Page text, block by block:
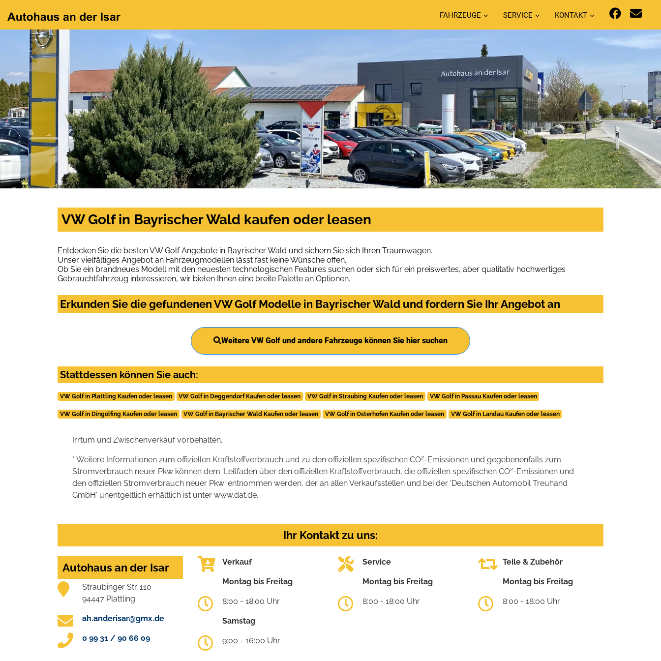
FAHRZEUGE SERVICE KONTAKT
VW Golf in Bayrischer Wald kaufen oder leasen
Entdecken Sie die besten VW Golf Angebote in Bayrischer Wald und sichern Sie sich Ihren Traumwagen.
Unser vielfältiges Angebot an Fahrzeugmodellen lässt fast keine Wünsche offen.
Ob Sie ein brandneues Modell mit den neuesten technologischen Features suchen oder sich für ein preiswertes, aber qualitativ hochwertiges
Gebrauchtfahrzeug interessieren, wir bieten Ihnen eine breite Palette an Optionen.
Erkunden Sie die gefundenen VW Golf Modelle in Bayrischer Wald und fordern Sie Ihr Angebot an
Weitere VW Golf und andere Fahrzeuge können Sie hier suchen
Stattdessen können Sie auch:
VW Golf in Plattling Kaufen oder leasen VW Golf in Deggendorf Kaufen oder leasen VW Golf in Straubing Kaufen oder leasen VW Golf in Passau Kaufen oder leasen
VW Golf in Dingolfing Kaufen oder leasen VW Golf in Bayrischer Wald Kaufen oder leasen VW Golf in Osterhofen Kaufen oder leasen VW Golf in Landau Kaufen oder leasen
Irrtum und Zwischenverkauf vorbehalten.
* Weitere Informationen zum offiziellen Kraftstoffverbrauch und zu den offiziellen spezifischen CO2-Emissionen und gegebenenfalls zum
Stromverbrauch neuer Pkw können dem 'Leitfaden über den offiziellen Kraftstoffverbrauch, die offiziellen spezifischen CO2-Emissionen und
den offiziellen Stromverbrauch neuer Pkw' entnommen werden, der an allen Verkaufsstellen und bei der 'Deutschen Automobil Treuhand
GmbH' unentgeltlich erhältlich ist unter www.dat.de.
Ihr Kontakt zu uns:
Autohaus an der Isar
Straubinger Str. 110
94447 Plattling
ah.anderisar@gmx.de
0 99 31 / 90 66 09
Verkauf
Montag bis Freitag
8:00 - 18:00 Uhr
Samstag
9:00 - 16:00 Uhr
Service
Montag bis Freitag
8:00 - 18:00 Uhr
Teile & Zubehör
Montag bis Freitag
8:00 - 18:00 Uhr